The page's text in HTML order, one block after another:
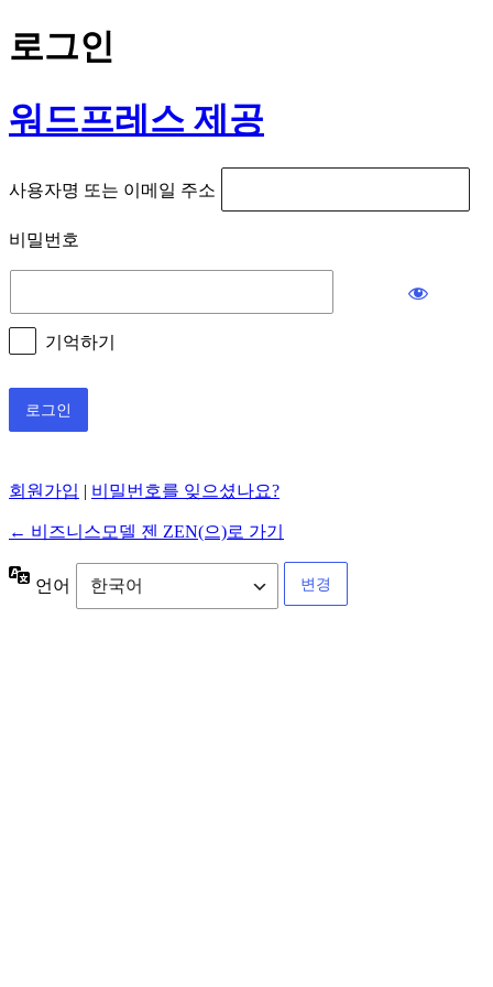
로그인
워드프레스 제공
사용자명 또는 이메일 주소
비밀번호
기억하기
회원가입 | 비밀번호를 잊으셨나요?
← 비즈니스모델 젠 ZEN(으)로 가기
언어